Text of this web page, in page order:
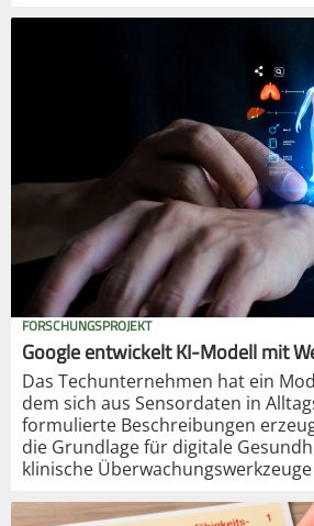
FORSCHUNGSPROJEKT
Google entwickelt KI-Modell mit
Das Techunternehmen hat ein
dem sich aus Sensordaten in
formulierte Beschreibungen
die Grundlage für digitale
klinische